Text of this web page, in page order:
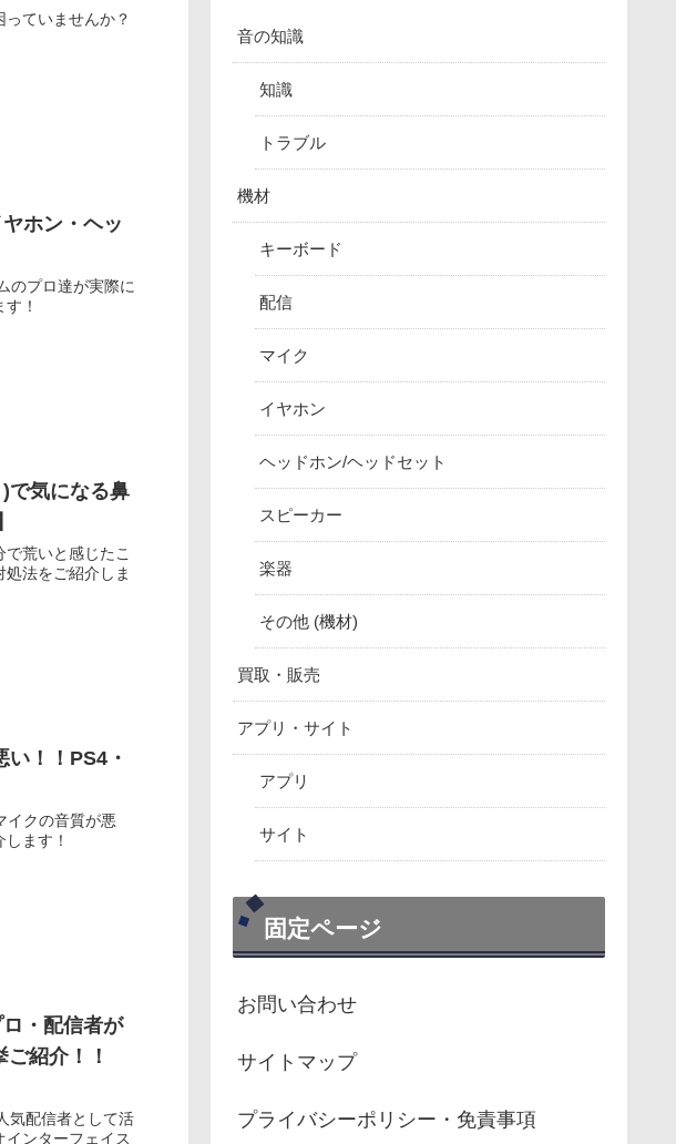
っていませんか？
ホン・ヘッ
のプロ達が実際に
！
で気になる鼻
で荒いと感じたこ
法をご紹介しま
！！PS4・
イクの音質が悪
ます！
ロ・配信者が
紹介！！
気配信者として活
ンターフェイス
音の知識
知識
トラブル
機材
キーボード
配信
マイク
イヤホン
ヘッドホン/ヘッドセット
スピーカー
楽器
その他 (機材)
買取・販売
アプリ・サイト
アプリ
サイト
固定ページ
お問い合わせ
サイトマップ
プライバシーポリシー・免責事項